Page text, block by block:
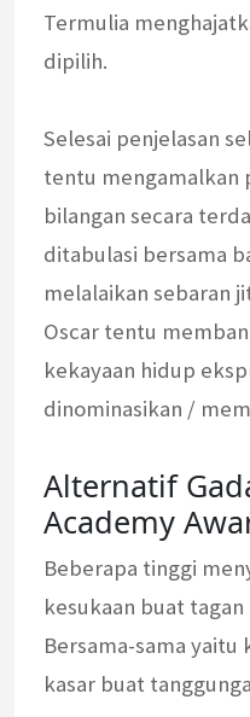
Termulia
dipilih.
Selesai penjelasan
tentu mengamalkan
bilangan secara
ditabulasi bersama
melalaikan sebaran
Oscar tentu
kekayaan hidup
dinominasikan /
Alternatif
Academy
Beberapa tinggi
kesukaan buat
Bersama-sama
kasar buat